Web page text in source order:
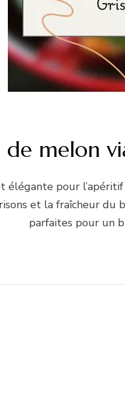
de melon
élégante pour
et la fraîcheur du
parfaites pour un